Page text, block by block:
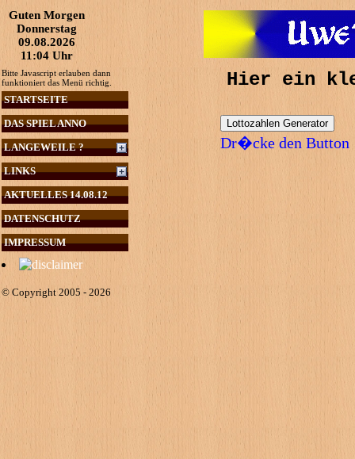
Guten Morgen
Donnerstag
09.08.2026
11:04 Uhr
Bitte Javascript erlauben dann
funktioniert das Menü richtig.
STARTSEITE
DAS SPIEL ANNO
LANGEWEILE ?
LINKS
AKTUELLES 14.08.12
DATENSCHUTZ
IMPRESSUM
© Copyright 2005 - 2026
Hier ein
Dr�cke den Button